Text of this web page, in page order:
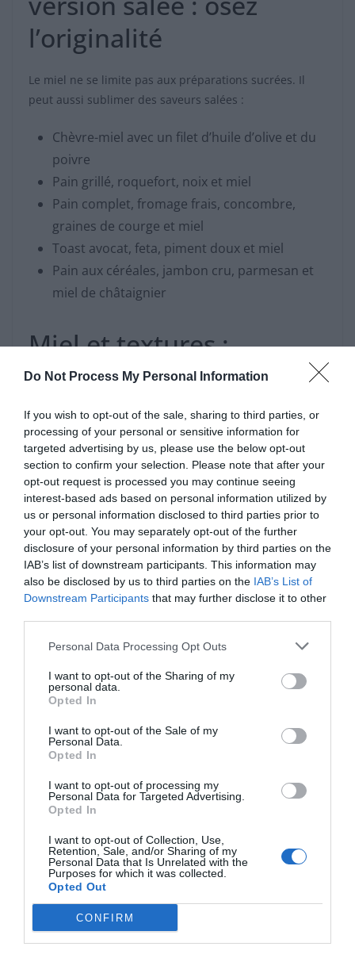
Do Not Process My Personal Information
If you wish to opt-out of the sale, sharing to third parties, or
processing of your personal or sensitive information for
targeted advertising by us, please use the below opt-out
section to confirm your selection. Please note that after your
opt-out request is processed you may continue seeing
interest-based ads based on personal information utilized by
us or personal information disclosed to third parties prior to
your opt-out. You may separately opt-out of the further
disclosure of your personal information by third parties on the
IAB’s list of downstream participants. This information may
also be disclosed by us to third parties on the IAB’s List of
Downstream Participants that may further disclose it to other
Personal Data Processing Opt Outs
I want to opt-out of the Sharing of my
personal data.
Opted In
I want to opt-out of the Sale of my
Personal Data.
Opted In
I want to opt-out of processing my
Personal Data for Targeted Advertising.
Opted In
I want to opt-out of Collection, Use,
Retention, Sale, and/or Sharing of my
Personal Data that Is Unrelated with the
Purposes for which it was collected.
Opted Out
CONFIRM
l’originalité
Le miel ne se limite pas aux préparations sucrées. Il
peut aussi sublimer des saveurs salées :
Chèvre-miel avec un filet d’huile d’olive et du
poivre
Pain grillé, roquefort, noix et miel
Pain complet, fromage frais, concombre,
graines de courge et miel
Toast avocat, feta, piment doux et miel
Pain aux céréales, jambon cru, parmesan et
miel de châtaignier
Miel et textures :
croquant, moelleux,
fondant
Pour varier les plaisirs, jouez avec les textures.
Combinez le fondant du miel avec des éléments
croquants (noix, graines, granola) ou moelleux
(fromage, fruits). Vous pouvez aussi toaster légèrement
votre pain ou passer la tartine sous le grill après avoir
ajouté le miel pour un contraste encore plus
gourmand.
Astuce : préparer ses
propres tartinades au
miel
tartinades :
Pâte à tartiner miel-noisette
noisettes grillées, ajouter du miel et un peu
d’huile pour obtenir une pâte onctueuse.
Beurre-miel: mélanger du beurre mou avec
du miel et une pincée de fleur de sel, à
tartiner chaud.
Crème de ricotta au miel
miel et zestes de citron.